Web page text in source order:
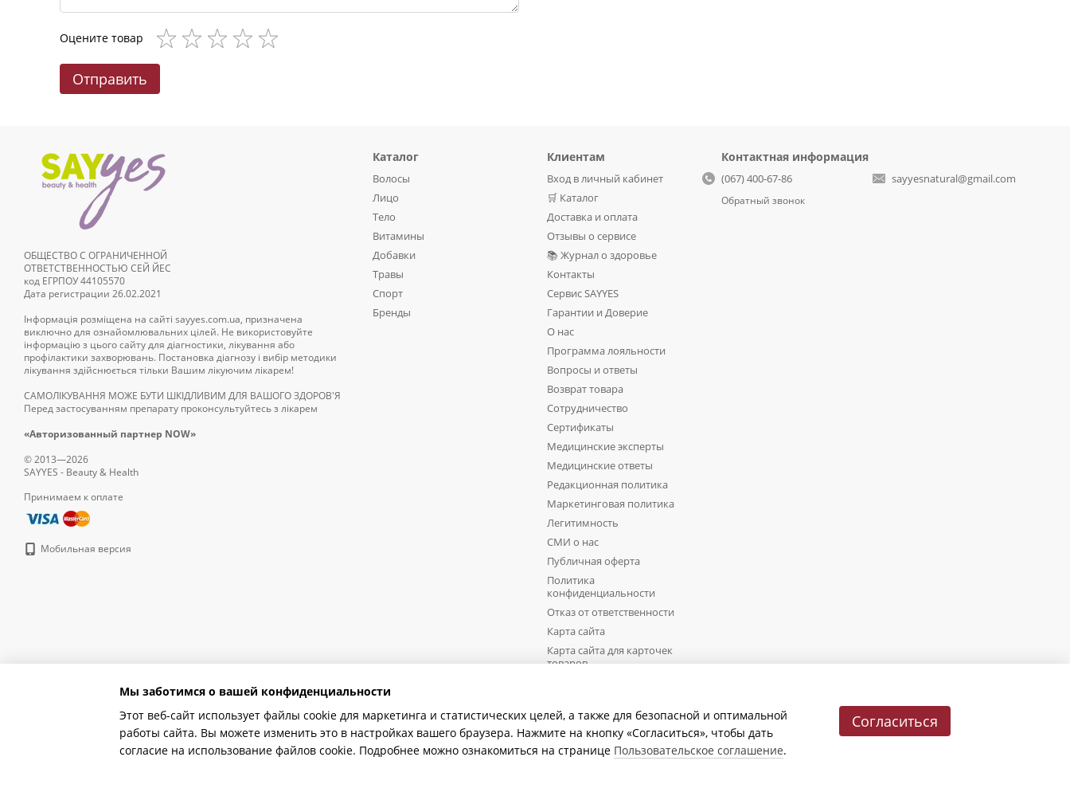
Оцените товар
Отправить
ОБЩЕСТВО С ОГРАНИЧЕННОЙ
ОТВЕТСТВЕННОСТЬЮ СЕЙ ЙЕС
код ЕГРПОУ 44105570
Дата регистрации 26.02.2021
Інформація розміщена на сайті sayyes.com.ua, призначена
виключно для ознайомлювальних цілей. Не використовуйте
інформацію з цього сайту для діагностики, лікування або
профілактики захворювань. Постановка діагнозу і вибір методики
лікування здійснюється тільки Вашим лікуючим лікарем!
САМОЛІКУВАННЯ МОЖЕ БУТИ ШКІДЛИВИМ ДЛЯ ВАШОГО ЗДОРОВ'Я
Перед застосуванням препарату проконсультуйтесь з лікарем
«Авторизованный партнер NOW»
© 2013—2026
SAYYES - Beauty & Health
Принимаем к оплате
Мобильная версия
Online store built with Horoshop
Каталог
Волосы
Лицо
Тело
Витамины
Добавки
Травы
Спорт
Бренды
Клиентам
Вход в личный кабинет
🛒 Каталог
Доставка и оплата
Отзывы о сервисе
📚 Журнал о здоровье
Контакты
Сервис SAYYES
Гарантии и Доверие
О нас
Программа лояльности
Вопросы и ответы
Возврат товара
Сотрудничество
Сертификаты
Медицинские эксперты
Медицинские ответы
Редакционная политика
Маркетинговая политика
Легитимность
СМИ о нас
Публичная оферта
Политика
конфиденциальности
Отказ от ответственности
Карта сайта
Карта сайта для карточек
товаров
Контактная информация
(067) 400-67-86
Обратный звонок
sayyesnatural@gmail.com
Мы заботимся о вашей конфиденциальности
Этот веб-сайт использует файлы cookie для маркетинга и статистических целей, а также для безопасной и оптимальной
работы сайта. Вы можете изменить это в настройках вашего браузера. Нажмите на кнопку «Согласиться», чтобы дать
согласие на использование файлов cookie. Подробнее можно ознакомиться на странице Пользовательское соглашение.
Согласиться